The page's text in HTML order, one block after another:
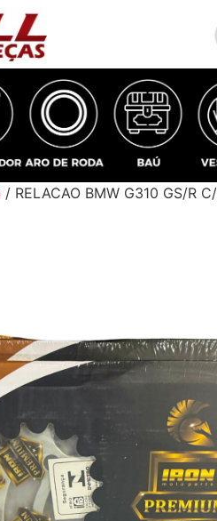
/ RELACAO BMW G310 GS/R